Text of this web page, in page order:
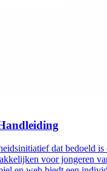
dat bedoeld is
voor jongeren